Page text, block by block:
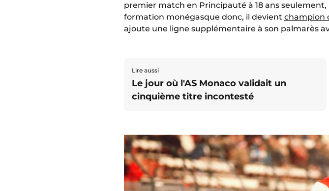
premier match en Principauté à 18 ans
formation monégasque donc, il devient champion
ajoute une ligne supplémentaire à son palmarès
Lire aussi
Le jour où l'AS Monaco validait un
cinquième titre incontesté